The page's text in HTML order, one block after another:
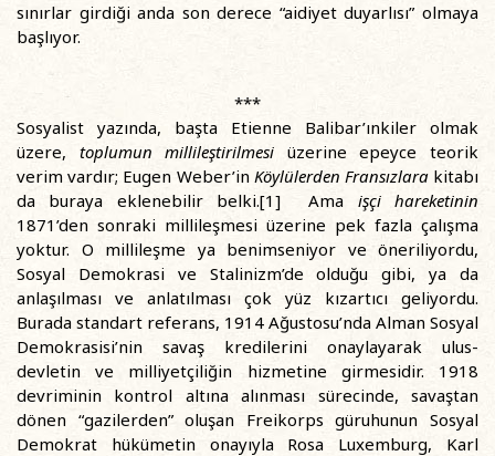
sınırlar girdiği anda son derece “aidiyet duyarlısı” olmaya
başlıyor.
***
Sosyalist yazında, başta Etienne Balibar’ınkiler olmak
üzere, toplumun millileştirilmesi üzerine epeyce teorik
verim vardır; Eugen Weber’in Köylülerden Fransızlarakitabı
da buraya eklenebilir belki.[1] Ama işçi hareketinin
1871’den sonraki millileşmesi üzerine pek fazla çalışma
yoktur. O millileşme ya benimseniyor ve öneriliyordu,
Sosyal Demokrasi ve Stalinizm’de olduğu gibi, ya da
anlaşılması ve anlatılması çok yüz kızartıcı geliyordu.
Burada standart referans, 1914 Ağustosu’nda Alman Sosyal
Demokrasisi’nin savaş kredilerini onaylayarak ulus-
devletin ve milliyetçiliğin hizmetine girmesidir. 1918
devriminin kontrol altına alınması sürecinde, savaştan
dönen “gazilerden” oluşan Freikorps güruhunun Sosyal
Demokrat hükümetin onayıyla Rosa Luxemburg, Karl